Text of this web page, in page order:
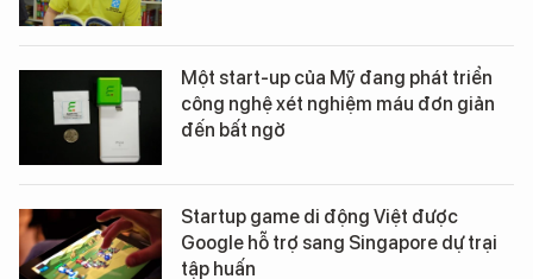
Một start-up của Mỹ đang phát triển
công nghệ xét nghiệm máu đơn giản
đến bất ngờ
Startup game di động Việt được
Google hỗ trợ sang Singapore dự trại
tập huấn